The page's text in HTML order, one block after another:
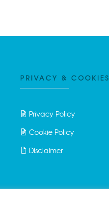
PRIVACY & COOKIES
Privacy Policy
Cookie Policy
Disclaimer